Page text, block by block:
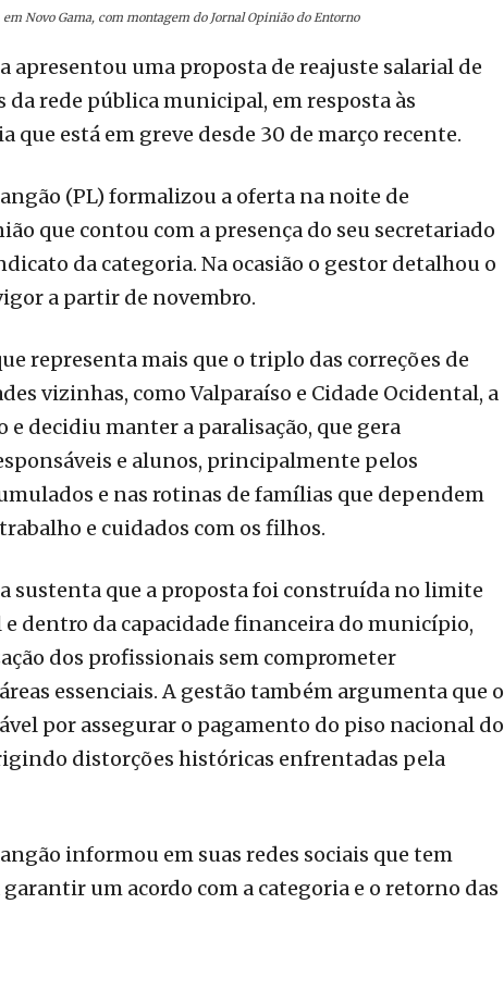
Novo Gama, com montagem do Jornal Opinião do Entorno
apresentou uma proposta de reajuste salarial de
da rede pública municipal, em resposta às
que está em greve desde 30 de março recente.
(PL) formalizou a oferta na noite de
que contou com a presença do seu secretariado
da categoria. Na ocasião o gestor detalhou o
a partir de novembro.
representa mais que o triplo das correções de
vizinhas, como Valparaíso e Cidade Ocidental, a
e decidiu manter a paralisação, que gera
e alunos, principalmente pelos
e nas rotinas de famílias que dependem
e cuidados com os filhos.
sustenta que a proposta foi construída no limite
dentro da capacidade financeira do município,
dos profissionais sem comprometer
essenciais. A gestão também argumenta que o
por assegurar o pagamento do piso nacional do
distorções históricas enfrentadas pela
informou em suas redes sociais que tem
um acordo com a categoria e o retorno das